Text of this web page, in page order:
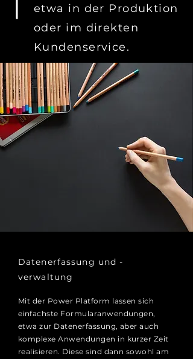
etwa in der Produktion
oder im direkten
Kundenservice.
Datenerfassung und -
verwaltung
Mit der Power Platform lassen sich
einfachste Formularanwendungen,
etwa zur Datenerfassung, aber auch
komplexe Anwendungen in kurzer Zeit
realisieren. Diese sind dann sowohl am